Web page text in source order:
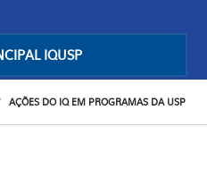
IQUSP
AÇÕES DO IQ EM PROGRAMAS DA USP